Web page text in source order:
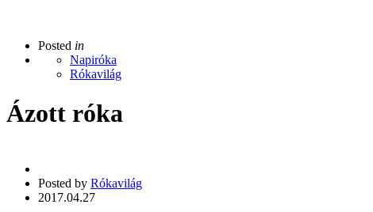
Posted in
Napiróka
Rókavilág
Ázott róka
Posted by Rókavilág
2017.04.27